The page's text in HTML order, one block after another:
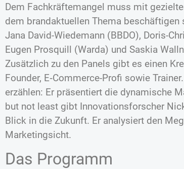
Dem Fachkräftemangel muss mit
dem brandaktuellen Thema
Jana David-Wiedemann (BBDO), Doris-
Eugen Prosquill (Warda) und Saskia
Zusätzlich zu den Panels gibt es einen
Founder, E‑Commerce-Profi sowie
erzählen: Er präsentiert die dynamische
but not least gibt Innovationsforscher
Blick in die Zukunft. Er analysiert den
Marketingsicht.
Das Programm